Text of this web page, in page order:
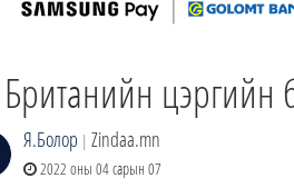
цэргийн
Я.Болор | Zindaa.mn
2022 оны 04 сарын 07